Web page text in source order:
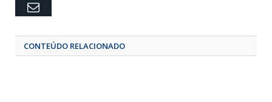
Email
CONTEÚDO RELACIONADO